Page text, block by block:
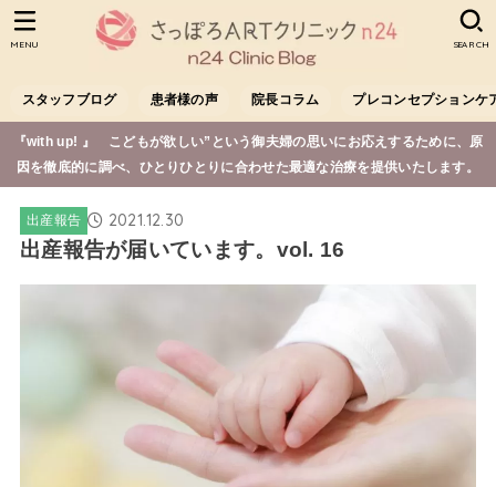
スタッフブログ 患者様の声 院長コラム プレコンセプションケ
SEARCH
MENU
『with up! 』 こどもが欲しい”という御夫婦の思いにお応えするために、原
因を徹底的に調べ、ひとりひとりに合わせた最適な治療を提供いたします。
出産報告 2021.12.30
出産報告が届いています。vol. 16